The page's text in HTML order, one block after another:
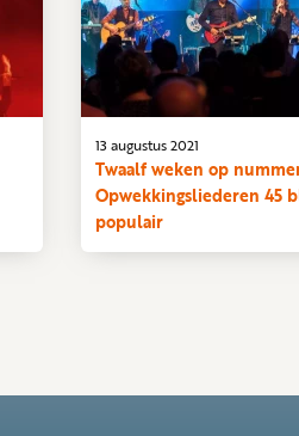
Twaalf weken op
Opwekkingsliederen 45
populair
13 augustus 2021